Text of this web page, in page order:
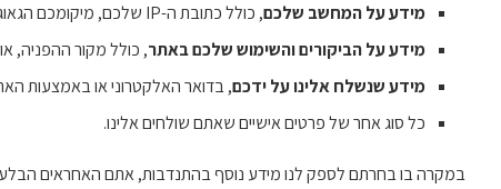
מידע על המחשב שלכם, כולל כתובת ה-IP שלכם, מיקומכם הגאוגרפי, סוג הדפדפן והגרסה שלו, ומערכת ההפעלה.
מידע על הביקורים והשימוש שלכם באתר, כולל מקור ההפניה,
מידע שנשלח אלינו על ידכם, בדואר האלקטרוני או באמצעות
כל סוג אחר של פרטים אישיים שאתם שולחים אלינו.
במקרה בו בחרתם לספק לנו מידע נוסף בהתנדבות, אתם האחראים